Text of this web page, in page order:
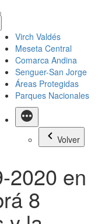
Virch Valdés
Meseta Central
Comarca Andina
Senguer-San Jorge
Áreas Protegidas
Parques Nacionales
Más
Volver
2020 en
8